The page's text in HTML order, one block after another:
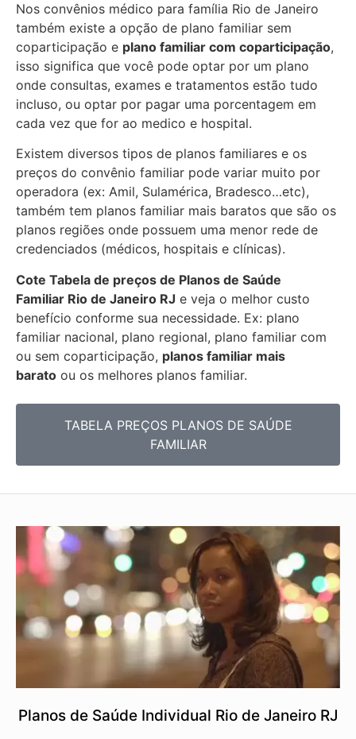
Nos convênios médico para família Rio de Janeiro
também existe a opção de plano familiar sem
coparticipação e plano familiar com coparticipação,
isso significa que você pode optar por um plano
onde consultas, exames e tratamentos estão tudo
incluso, ou optar por pagar uma porcentagem em
cada vez que for ao medico e hospital.
Existem diversos tipos de planos familiares e os
preços do convênio familiar pode variar muito por
operadora (ex: Amil, Sulamérica, Bradesco…etc),
também tem planos familiar mais baratos que são os
planos regiões onde possuem uma menor rede de
credenciados (médicos, hospitais e clínicas).
Cote Tabela de preços de Planos de Saúde
Familiar Rio de Janeiro RJ e veja o melhor custo
benefício conforme sua necessidade. Ex: plano
familiar nacional, plano regional, plano familiar com
ou sem coparticipação, planos familiar mais
barato ou os melhores planos familiar.
TABELA PREÇOS PLANOS DE SAÚDE
FAMILIAR
Planos de Saúde Individual Rio de Janeiro RJ